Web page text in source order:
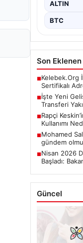
ALTIN
BTC
Son
■Kelebek.Org
Sertifikalı
■İşte Yeni
Transferi
■Rapçi
Kullanımı
■Mohamed
gündem
■Nisan 2026
Başladı:
Güncel